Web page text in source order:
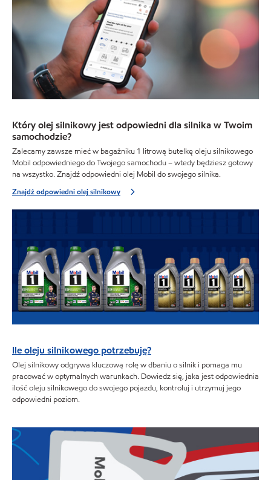
Który olej silnikowy jest odpowiedni dla silnika w Twoim
samochodzie?
Zalecamy zawsze mieć w bagażniku 1 litrową butelkę oleju silnikowego
Mobil odpowiedniego do Twojego samochodu – wtedy będziesz gotowy
na wszystko. Znajdź odpowiedni olej Mobil do swojego silnika.
Znajdź odpowiedni olej silnikowy
Ile oleju silnikowego potrzebuję?
Olej silnikowy odgrywa kluczową rolę w dbaniu o silnik i pomaga mu
pracować w optymalnych warunkach. Dowiedz się, jaka jest odpowiednia
ilość oleju silnikowego do swojego pojazdu, kontroluj i utrzymuj jego
odpowiedni poziom.